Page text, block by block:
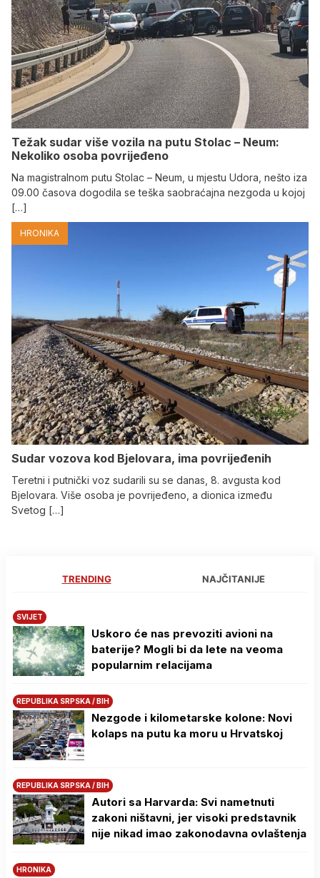
Težak sudar više vozila na putu Stolac – Neum:
Nekoliko osoba povrijeđeno
Na magistralnom putu Stolac – Neum, u mjestu Udora, nešto iza
09.00 časova dogodila se teška saobraćajna nezgoda u kojoj
[…]
HRONIKA
Sudar vozova kod Bjelovara, ima povrijeđenih
Teretni i putnički voz sudarili su se danas, 8. avgusta kod
Bjelovara. Više osoba je povrijeđeno, a dionica između
Svetog […]
TRENDING NAJČITANIJE
SVIJET
Uskoro će nas prevoziti avioni na
baterije? Mogli bi da lete na veoma
popularnim relacijama
REPUBLIKA SRPSKA / BIH
Nezgode i kilometarske kolone: Novi
kolaps na putu ka moru u Hrvatskoj
REPUBLIKA SRPSKA / BIH
Autori sa Harvarda: Svi nametnuti
zakoni ništavni, jer visoki predstavnik
nije nikad imao zakonodavna ovlaštenja
HRONIKA